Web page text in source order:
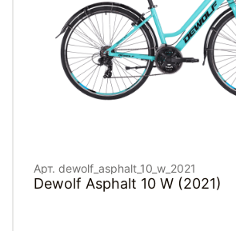
Арт. dewolf_asphalt_10_w_2021
Dewolf Asphalt 10 W (2021)